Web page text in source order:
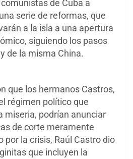
de Cuba a
serie de reformas, que
a la isla a una apertura
siguiendo los pasos
de la misma China.
que los hermanos Castros,
régimen político que
miseria, podrían anunciar
de corte meramente
por la crisis, Raúl Castro dio
que incluyen la